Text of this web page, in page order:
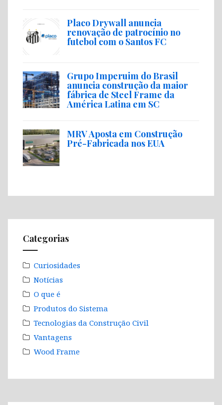
Placo Drywall anuncia
renovação de patrocínio no
futebol com o Santos FC
Grupo Imperuim do Brasil
anuncia construção da maior
fábrica de Steel Frame da
América Latina em SC
MRV Aposta em Construção
Pré-Fabricada nos EUA
Categorias
Curiosidades
Notícias
O que é
Produtos do Sistema
Tecnologias da Construção Civil
Vantagens
Wood Frame